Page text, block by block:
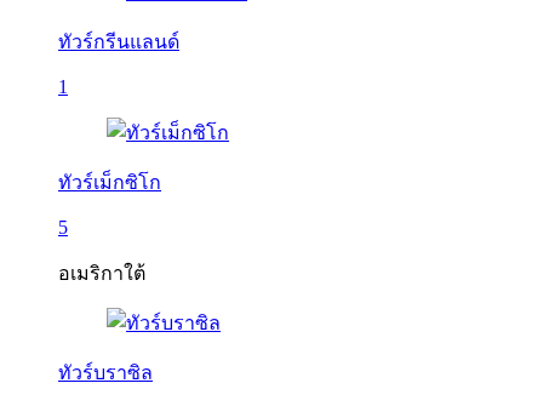
ทัวร์กรีนแลนด์
1
ทัวร์เม็กซิโก
5
อเมริกาใต้
ทัวร์บราซิล